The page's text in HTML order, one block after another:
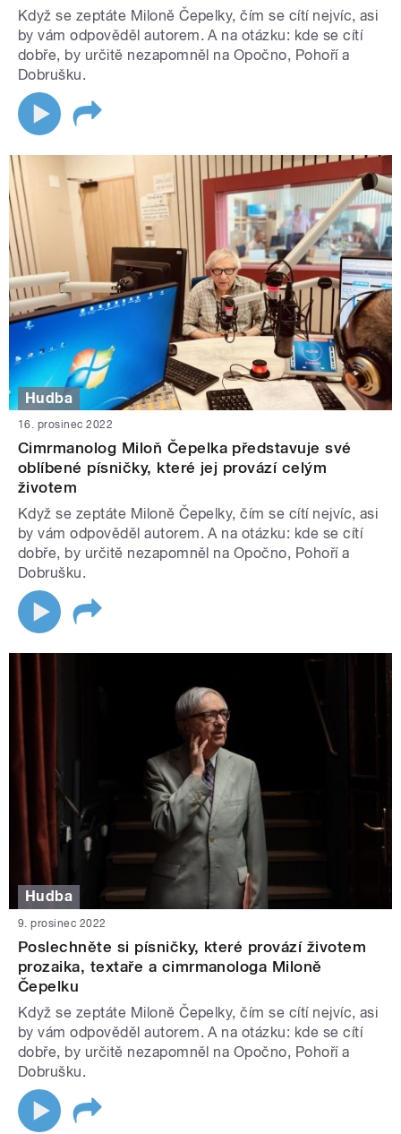
Když se zeptáte Miloně Čepelky, čím se cítí nejvíc, asi
by vám odpověděl autorem. A na otázku: kde se cítí
dobře, by určitě nezapomněl na Opočno, Pohoří a
Dobrušku.
Hudba
16. prosinec 2022
Cimrmanolog Miloň Čepelka představuje své
oblíbené písničky, které jej provází celým
životem
Když se zeptáte Miloně Čepelky, čím se cítí nejvíc, asi
by vám odpověděl autorem. A na otázku: kde se cítí
dobře, by určitě nezapomněl na Opočno, Pohoří a
Dobrušku.
Hudba
9. prosinec 2022
Poslechněte si písničky, které provází životem
prozaika, textaře a cimrmanologa Miloně
Čepelku
Když se zeptáte Miloně Čepelky, čím se cítí nejvíc, asi
by vám odpověděl autorem. A na otázku: kde se cítí
dobře, by určitě nezapomněl na Opočno, Pohoří a
Dobrušku.